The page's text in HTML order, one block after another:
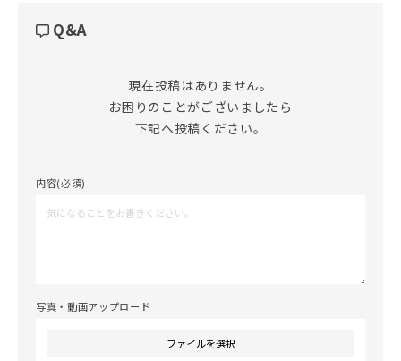
Q&A
現在投稿はありません。
お困りのことがございましたら
下記へ投稿ください。
内容(必須)
写真・動画アップロード
ファイルを選択